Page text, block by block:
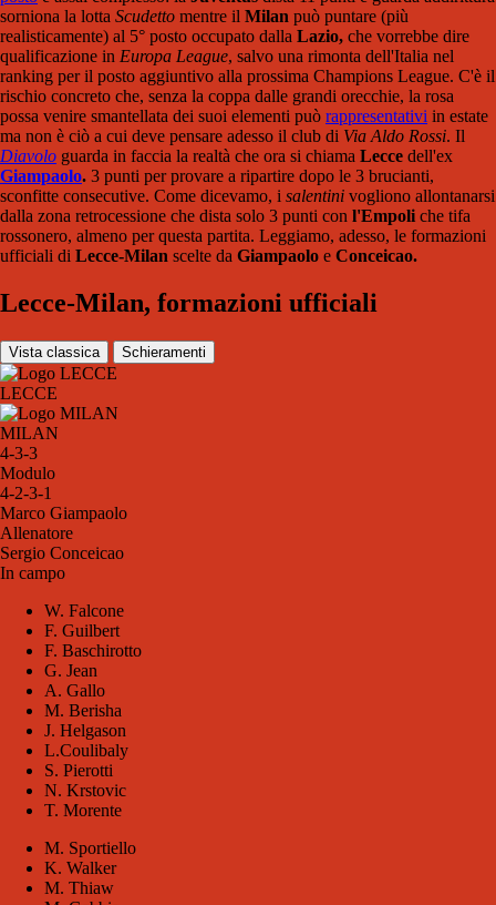
sorniona la lotta Scudetto mentre il Milan può puntare (più
realisticamente) al 5° posto occupato dalla Lazio, che vorrebbe dire
qualificazione in Europa League, salvo una rimonta dell'Italia nel
ranking per il posto aggiuntivo alla prossima Champions League. C'è il
rischio concreto che, senza la coppa dalle grandi orecchie, la rosa
possa venire smantellata dei suoi elementi può rappresentativi in estate
ma non è ciò a cui deve pensare adesso il club di Via Aldo Rossi. Il
Diavolo guarda in faccia la realtà che ora si chiama Lecce dell'ex
Giampaolo. 3 punti per provare a ripartire dopo le 3 brucianti,
sconfitte consecutive. Come dicevamo, i salentini vogliono allontanarsi
dalla zona retrocessione che dista solo 3 punti con l'Empoli che tifa
rossonero, almeno per questa partita. Leggiamo, adesso, le formazioni
ufficiali di Lecce-Milan scelte da Giampaolo e Conceicao.
Lecce-Milan, formazioni ufficiali
Vista classica Schieramenti
LECCE
MILAN
4-3-3
Modulo
4-2-3-1
Marco Giampaolo
Allenatore
Sergio Conceicao
In campo
W. Falcone
F. Guilbert
F. Baschirotto
G. Jean
A. Gallo
M. Berisha
J. Helgason
L.Coulibaly
S. Pierotti
N. Krstovic
T. Morente
M. Sportiello
K. Walker
M. Thiaw